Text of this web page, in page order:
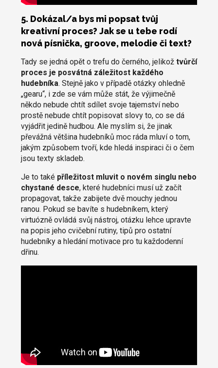
5. Dokázal/a bys mi popsat tvůj
kreativní proces? Jak se u tebe rodí
nová písnička, groove, melodie či text?
Tady se jedná opět o trefu do černého, jelikož tvůrčí
proces je posvátná záležitost každého
hudebníka. Stejně jako v případě otázky ohledně
„gearu“, i zde se vám může stát, že výjimečně
někdo nebude chtít sdílet svoje tajemství nebo
prostě nebude chtít popisovat slovy to, co se dá
vyjádřit jedině hudbou. Ale myslím si, že jinak
převážná většina hudebníků moc ráda mluví o tom,
jakým způsobem tvoří, kde hledá inspiraci či o čem
jsou texty skladeb.
Je to také příležitost mluvit o novém singlu nebo
chystané desce, které hudebníci musí už začít
propagovat, takže zabijete dvě mouchy jednou
ranou. Pokud se bavíte s hudebníkem, který
virtuózně ovládá svůj nástroj, otázku lehce upravte
na popis jeho cvičební rutiny, tipů pro ostatní
hudebníky a hledání motivace pro tu každodenní
dřinu.